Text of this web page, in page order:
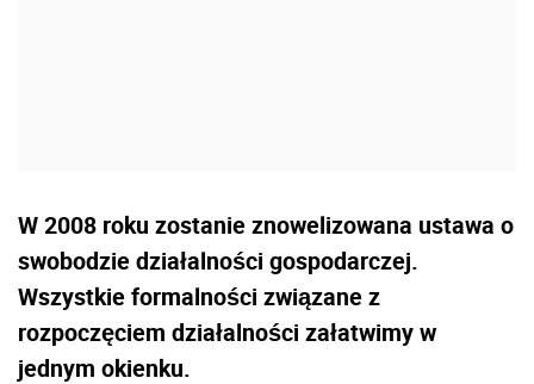
W 2008 roku zostanie znowelizowana ustawa o
swobodzie działalności gospodarczej.
Wszystkie formalności związane z
rozpoczęciem działalności załatwimy w
jednym okienku.